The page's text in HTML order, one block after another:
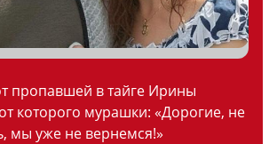
пропавшей в тайге Ирины
которого мурашки: «Дорогие, не
мы уже не вернемся!»